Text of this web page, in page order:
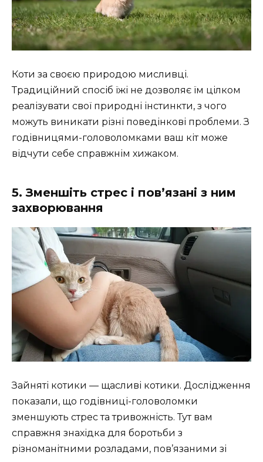
Коти за своєю природою мисливці.
Традиційний спосіб їжі не дозволяє їм цілком
реалізувати свої природні інстинкти, з чого
можуть виникати різні поведінкові проблеми. З
годівницями-головоломками ваш кіт може
відчути себе справжнім хижаком.
5. Зменшіть стрес і пов’язані з ним
захворювання
Зайняті котики — щасливі котики. Дослідження
показали, що годівниці-головоломки
зменшують стрес та тривожність. Тут вам
справжня знахідка для боротьби з
різноманітними розладами, пов’язаними зі